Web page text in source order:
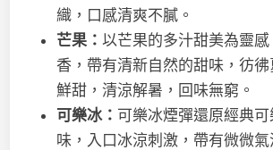
織，口感清爽不膩。
芒果：以芒果的多汁甜美為靈
香，帶有清新自然的甜味，彷彿
鮮甜，清涼解暑，回味無窮。
可樂冰： 可樂冰煙彈還原經典
味，入口冰涼刺激，帶有微微氣